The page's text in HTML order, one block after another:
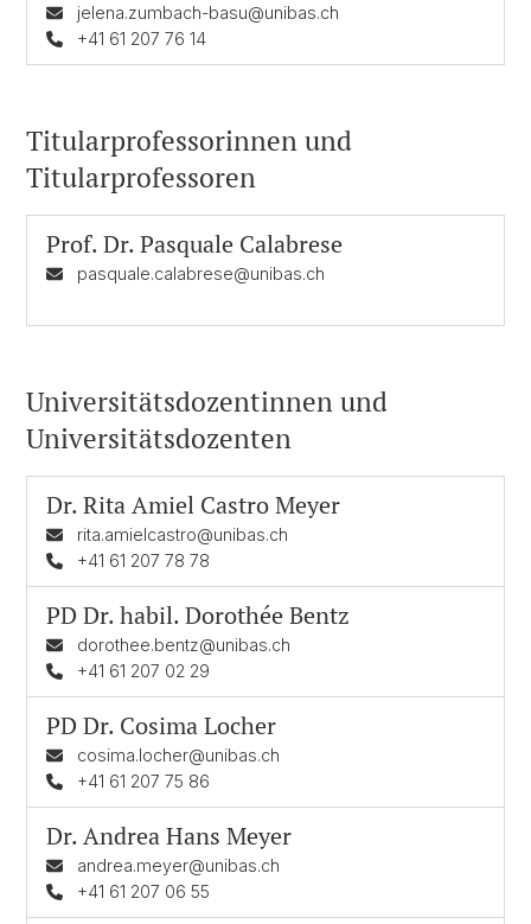
jelena.zumbach-basu@unibas.ch
+41 61 207 76 14
Titularprofessorinnen und
Titularprofessoren
Prof. Dr.Pasquale Calabrese
pasquale.calabrese@unibas.ch
Universitätsdozentinnen und
Universitätsdozenten
Dr.Rita Amiel Castro Meyer
rita.amielcastro@unibas.ch
+41 61 207 78 78
PD Dr. habil.Dorothée Bentz
dorothee.bentz@unibas.ch
+41 61 207 02 29
PD Dr. Cosima Locher
cosima.locher@unibas.ch
+41 61 207 75 86
Dr.Andrea Hans Meyer
andrea.meyer@unibas.ch
+41 61 207 06 55